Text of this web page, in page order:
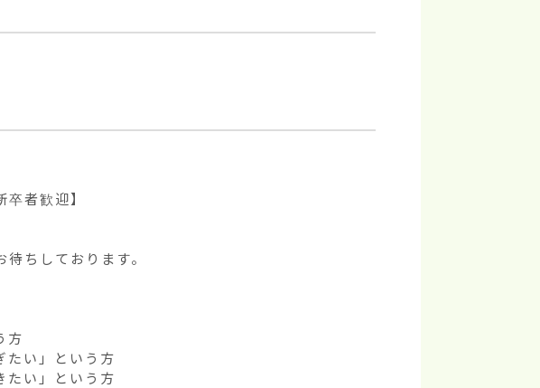
者歓迎】
ちしております。
方
たい」という方
たい」という方